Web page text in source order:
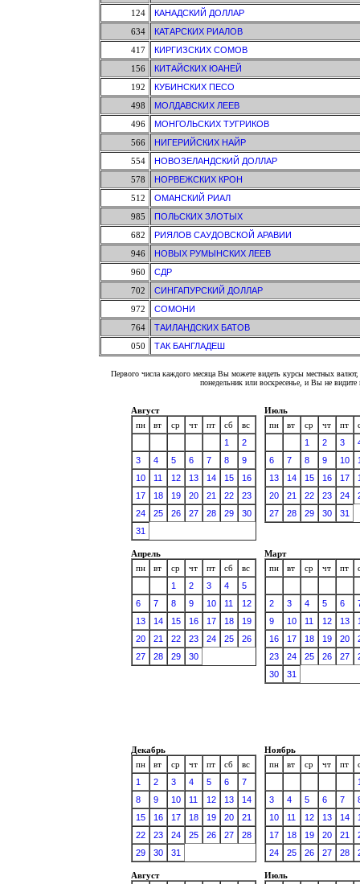
124
КАНАДСКИЙ ДОЛЛАР
634
КАТАРСКИХ РИАЛОВ
417
КИРГИЗСКИХ СОМОВ
156
КИТАЙСКИХ ЮАНЕЙ
192
КУБИНСКИХ ПЕСО
498
МОЛДАВСКИХ ЛЕЕВ
496
МОНГОЛЬСКИХ ТУГРИКОВ
566
НИГЕРИЙСКИХ НАЙР
554
НОВОЗЕЛАНДСКИЙ ДОЛЛАР
578
НОРВЕЖСКИХ КРОН
512
ОМАНСКИЙ РИАЛ
985
ПОЛЬСКИХ ЗЛОТЫХ
682
РИЯЛОВ САУДОВСКОЙ АРАВИИ
946
НОВЫХ РУМЫНСКИХ ЛЕЕВ
960
СДР
702
СИНГАПУРСКИЙ ДОЛЛАР
972
СОМОНИ
764
ТАИЛАНДСКИХ БАТОВ
050
ТАК БАНГЛАДЕШ
Первого числа каждого месяца Вы можете видеть курсы местных
понедельник или воскресенье, и Вы не
Август
пн
вт ср чт пт сб
вс
1
2
3
4 5 6 7 8
9
10
11 12 13 14 15
16
17
18 19 20 21 22
23
24
25 26 27 28 29
30
31
Июль
пн
вт ср чт пт
1
2 3
6
7 8 9 10
13
14 15 16 17
20
21 22 23 24
27
28 29 30 31
Апрель
пн
вт ср чт пт сб
вс
1
2 3 4
5
6
7 8 9 10 11
12
13
14 15 16 17 18
19
20
21 22 23 24 25
26
27
28 29 30
Март
пн
вт ср чт пт
2 3 4 5 6
9
10 11 12 13
16
17 18 19 20
23
24 25 26 27
30
31
Декабрь
пн
вт ср чт пт сб
вс
1
2 3 4 5 6
7
8
9 10 11 12 13
14
15
16 17 18 19 20
21
22
23 24 25 26 27
28
29
30 31
Ноябрь
пн
вт ср чт пт
3
4 5 6 7
10
11 12 13 14
17
18 19 20 21
24
25 26 27 28
Август
Июль